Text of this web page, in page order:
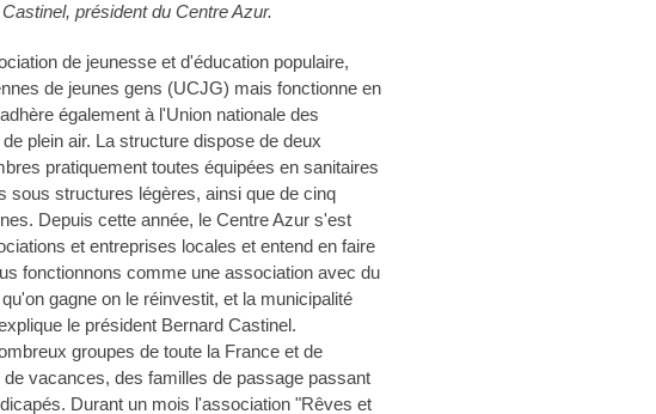
président du Centre Azur.
de jeunesse et d'éducation populaire,
de jeunes gens (UCJG) mais fonctionne en
également à l'Union nationale des
plein air. La structure dispose de deux
pratiquement toutes équipées en sanitaires
sous structures légères, ainsi que de cinq
Depuis cette année, le Centre Azur s'est
et entreprises locales et entend en faire
fonctionnons comme une association avec du
gagne on le réinvestit, et la municipalité
le président Bernard Castinel.
groupes de toute la France et de
vacances, des familles de passage passant
Durant un mois l'association "Rêves et